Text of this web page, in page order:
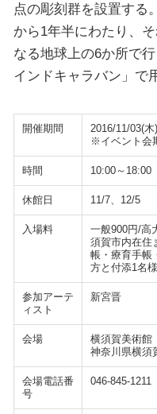
点の彫刻群を設置する
から1年半にわたり、
なる地球上の6か所で
インドキャラバン」で
開催期間
2016/11/03(
※イベント会
時間 10:00～18:00
休館日 11/7、12/5
入場料
一般900円/高
須賀市内在住
帳・療育手帳
方と付添1名
参加アーテ
ィスト
新宮晋
会場
横須賀美術館
神奈川県横須
会場電話番
号
046-845-1211